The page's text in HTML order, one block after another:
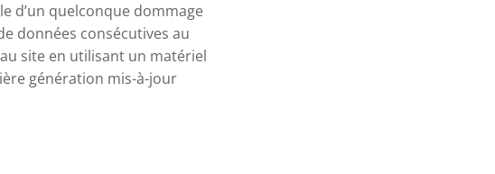
d’un quelconque dommage
données consécutives au
site en utilisant un matériel
génération mis-à-jour